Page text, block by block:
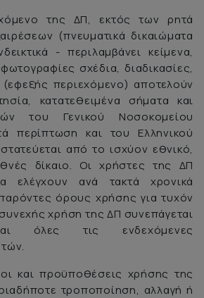
της ΔΠ, εκτός των ρητά
(πνευματικά δικαιώματα
- περιλαμβάνει κείμενα,
σχέδια, διαδικασίες,
περιεχόμενο) αποτελούν
κατατεθειμένα σήματα και
του Γενικού Νοσοκομείου
περίπτωση και του Ελληνικού
από το ισχύον εθνικό,
δίκαιο. Οι χρήστες της ΔΠ
ελέγχουν ανά τακτά χρονικά
όρους χρήσης για τυχόν
χρήση της ΔΠ συνεπάγεται
όλες τις ενδεχόμενες
και προϋποθέσεις χρήσης της
τροποποίηση, αλλαγή ή